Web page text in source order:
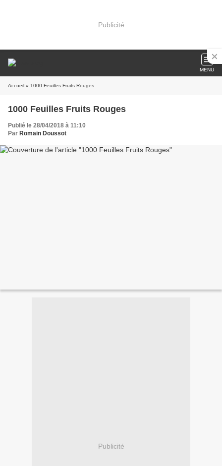
Publicité
MENU
Accueil » 1000 Feuilles Fruits Rouges
1000 Feuilles Fruits Rouges
Publié le 28/04/2018 à 11:10
Par Romain Doussot
Publicité